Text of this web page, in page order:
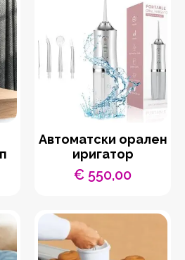
Автоматски орален
иригатор
€ 550,00